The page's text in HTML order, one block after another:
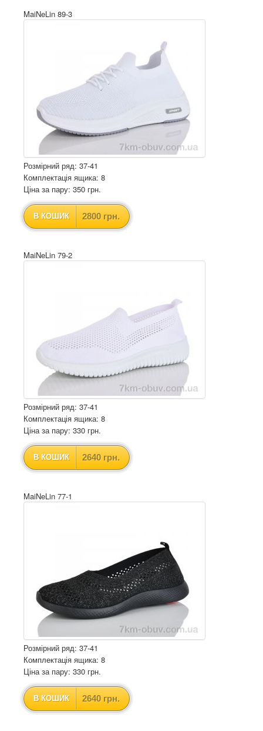
MaiNeLin 89-3
Розмірний ряд: 37-41
Комплектація ящика: 8
Ціна за пару: 350 грн.
В КОШИК 2800 грн.
MaiNeLin 79-2
Розмірний ряд: 37-41
Комплектація ящика: 8
Ціна за пару: 330 грн.
В КОШИК 2640 грн.
MaiNeLin 77-1
Розмірний ряд: 37-41
Комплектація ящика: 8
Ціна за пару: 330 грн.
В КОШИК 2640 грн.